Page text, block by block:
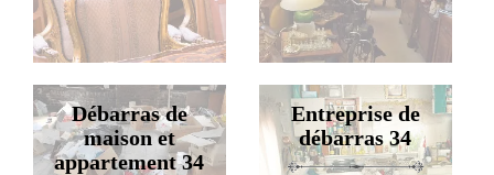
Débarras de
maison et
appartement 34
Entreprise de
débarras 34